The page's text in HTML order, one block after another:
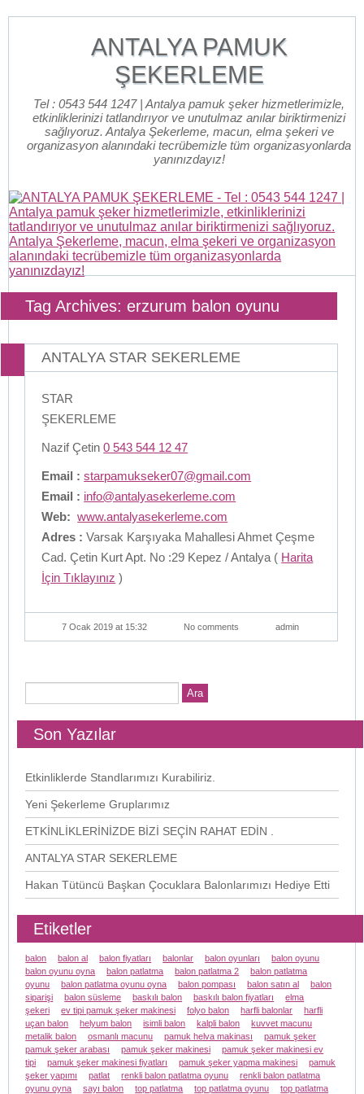
ANTALYA PAMUK
ŞEKERLEME
Tel : 0543 544 1247 | Antalya pamuk şeker hizmetlerimizle,
etkinliklerinizi tatlandırıyor ve unutulmaz anılar biriktirmenizi
sağlıyoruz. Antalya Şekerleme, macun, elma şekeri ve
organizasyon alanındaki tecrübemizle tüm organizasyonlarda
yanınızdayız!
Tag Archives: erzurum balon oyunu
ANTALYA STAR SEKERLEME
STAR
ŞEKERLEME
Nazif Çetin0 543 544 12 47
Email : starpamukseker07@gmail.com
Email : info@antalyasekerleme.com
Web: www.antalyasekerleme.com
Adres : Varsak Karşıyaka Mahallesi Ahmet Çeşme
Cad. Çetin Kurt Apt. No :29 Kepez / Antalya ( Harita
İçin Tıklayınız )
7 Ocak 2019 at 15:32 No comments admin
Son Yazılar
Etkinliklerde Standlarımızı Kurabiliriz.
Yeni Şekerleme Gruplarımız
ETKİNLİKLERİNİZDE BİZİ SEÇİN RAHAT EDİN .
ANTALYA STAR SEKERLEME
Hakan Tütüncü Başkan Çocuklara Balonlarımızı Hediye Etti
Etiketler
balon balon al balon fiyatları balonlar balon oyunları
balon oyunu
balon oyunu oyna
balon patlatma balon patlatma 2
balon patlatma
oyunu
balon patlatma oyunu oyna balon pompası balon satın al
balon
siparişi
balon süsleme baskılı balon baskılı balon fiyatları
elma
şekeri
ev tipi pamuk şeker makinesi folyo balon harfli balonlar
harfli
uçan balon
helyum balon isimli balon kalpli balon
kuvvet macunu
metalik balon
osmanlı macunu pamuk helva makinası
pamuk şeker
pamuk şeker arabası
pamuk şeker makinesi
pamuk şeker makinesi ev
tipi
pamuk şeker makinesi fiyatları pamuk şeker yapma makinesi
pamuk
şeker yapımı
patlat renkli balon patlatma oyunu
renkli balon patlatma
oyunu oyna
sayı balon top patlatma top patlatma oyunu top patlatma